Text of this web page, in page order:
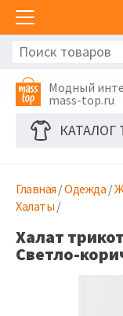
Модный
mass-top.ru
КАТАЛОГ
Главная /Одежда /
Халаты /
Халат
Светло-